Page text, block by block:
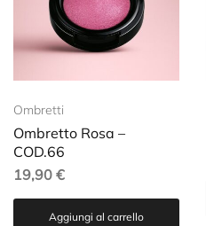
Ombretti
Ombretto Rosa –
COD.66
19,90 €
Aggiungi al carrello